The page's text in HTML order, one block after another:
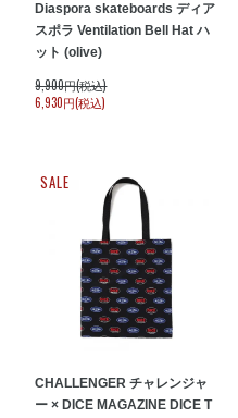
Diaspora skateboards ディア
スポラ Ventilation Bell Hat ハ
ット (olive)
9,900円(税込)
6,930円(税込)
SALE
CHALLENGER チャレンジャ
ー × DICE MAGAZINE DICE T